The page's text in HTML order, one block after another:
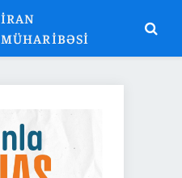
İRAN
MÜHARIBƏSI